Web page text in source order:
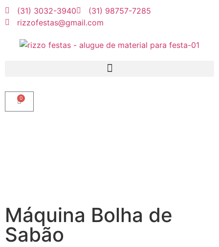
(31) 3032-3940
(31) 98757-7285
rizzofestas@gmail.com
0
Máquina Bolha de
Sabão